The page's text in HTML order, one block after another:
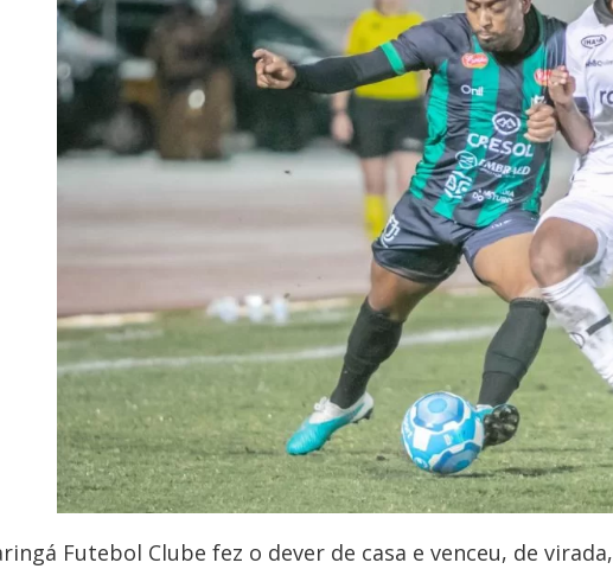
Futebol Clube fez o dever de casa e venceu, de